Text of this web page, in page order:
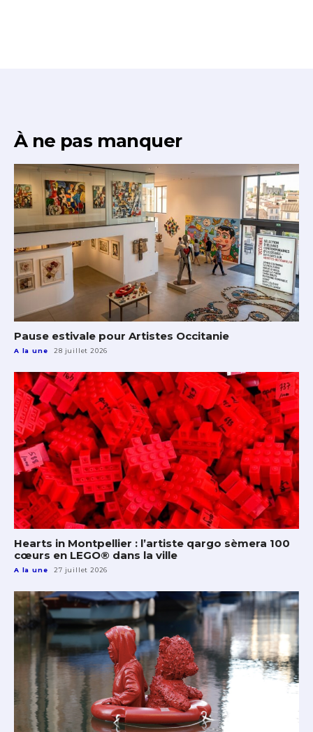
À ne pas manquer
Pause estivale pour Artistes Occitanie
A la une 28 juillet 2026
Hearts in Montpellier : l’artiste qargo sèmera 100
cœurs en LEGO® dans la ville
A la une 27 juillet 2026